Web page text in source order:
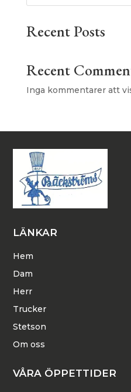
Recent Posts
Recent
Inga kommentarer att
LÄNKAR
Hem
Dam
Herr
Trucker
Stetson
Om oss
VÅRA ÖPPETTIDER